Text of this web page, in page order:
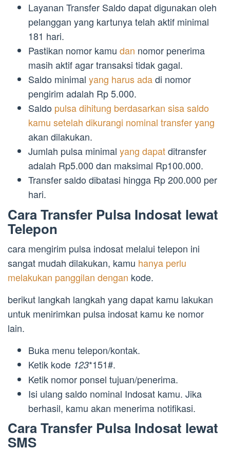
Layanan Transfer Saldo dapat digunakan oleh
pelanggan yang kartunya telah aktif minimal
181 hari.
Pastikan nomor kamu dan nomor penerima
masih aktif agar transaksi tidak gagal.
Saldo minimal yang harus adadi nomor
pengirim adalah Rp 5.000.
Saldo pulsa dihitung berdasarkan sisa saldo
kamu setelah dikurangi nominal transfer yang
akan dilakukan.
Jumlah pulsa minimal yang dapatditransfer
adalah Rp5.000 dan maksimal Rp100.000.
Transfer saldo dibatasi hingga Rp 200.000 per
hari.
Cara Transfer Pulsa Indosat lewat
Telepon
cara mengirim pulsa indosat melalui telepon ini
sangat mudah dilakukan, kamu hanya perlu
melakukan panggilan dengan kode.
berikut langkah langkah yang dapat kamu lakukan
untuk menirimkan pulsa indosat kamu ke nomor
lain.
Buka menu telepon/kontak.
Ketik kode 123*151#.
Ketik nomor ponsel tujuan/penerima.
Isi ulang saldo nominal Indosat kamu. Jika
berhasil, kamu akan menerima notifikasi.
Cara Transfer Pulsa Indosat lewat
SMS